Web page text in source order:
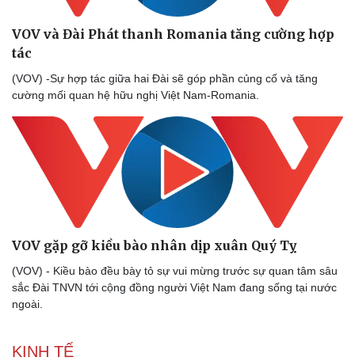
VOV và Đài Phát thanh Romania tăng cường hợp
tác
(VOV) -Sự hợp tác giữa hai Đài sẽ góp phần củng cố và tăng
cường mối quan hệ hữu nghị Việt Nam-Romania.
VOV gặp gỡ kiều bào nhân dịp xuân Quý Tỵ
(VOV) - Kiều bào đều bày tỏ sự vui mừng trước sự quan tâm sâu
sắc Đài TNVN tới cộng đồng người Việt Nam đang sống tại nước
ngoài.
KINH TẾ